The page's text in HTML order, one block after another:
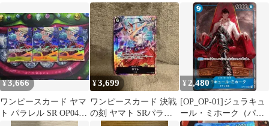
セット
¥3,666
ワンピースカード ヤマ
ト パラレル SR OP04-
112
¥3,699
ワンピースカード 決戦
の刻 ヤマト SRパラレ
ル op16-098
¥ 2,480
[OP_OP-01]ジュラキュ
ール・ミホーク（パラ
レル）【SR】OP01-